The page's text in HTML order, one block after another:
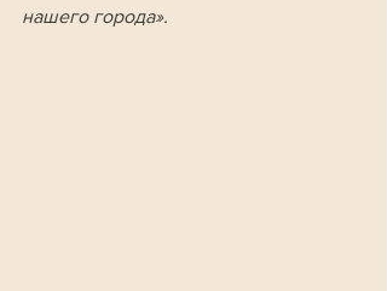
нашего города».